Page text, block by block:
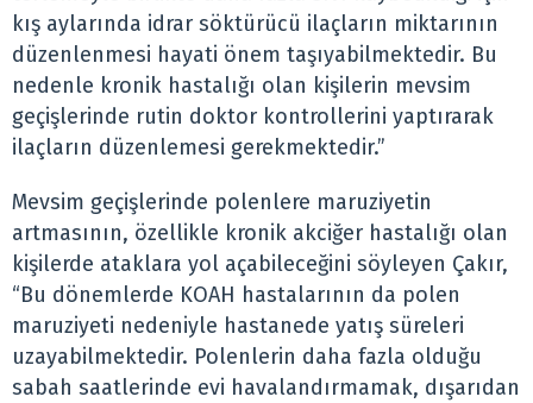
kış aylarında idrar söktürücü ilaçların miktarının
düzenlenmesi hayati önem taşıyabilmektedir. Bu
nedenle kronik hastalığı olan kişilerin mevsim
geçişlerinde rutin doktor kontrollerini yaptırarak
ilaçların düzenlemesi gerekmektedir.”
Mevsim geçişlerinde polenlere maruziyetin
artmasının, özellikle kronik akciğer hastalığı olan
kişilerde ataklara yol açabileceğini söyleyen Çakır,
“Bu dönemlerde KOAH hastalarının da polen
maruziyeti nedeniyle hastanede yatış süreleri
uzayabilmektedir. Polenlerin daha fazla olduğu
sabah saatlerinde evi havalandırmamak, dışarıdan